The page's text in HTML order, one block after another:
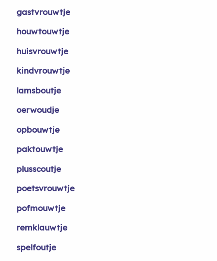
gastvrouwtje
houwtouwtje
huisvrouwtje
kindvrouwtje
lamsboutje
oerwoudje
opbouwtje
paktouwtje
plusscoutje
poetsvrouwtje
pofmouwtje
remklauwtje
spelfoutje